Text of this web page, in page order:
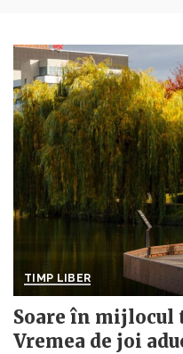
TIMP LIBER
Soare în mijlocul
Vremea de joi